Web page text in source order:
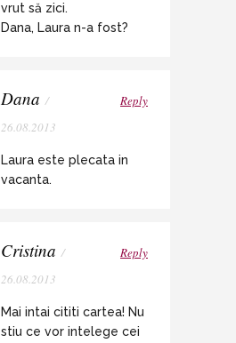
vrut să zici.
Dana, Laura n-a fost?
Dana /
26.08.2013
Reply
Laura este plecata in
vacanta.
Cristina /
26.08.2013
Reply
Mai intai cititi cartea! Nu
stiu ce vor intelege cei